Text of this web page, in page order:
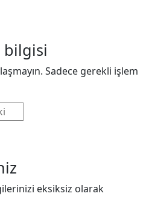
bilgisi
Sadece gerekli işlem
eksiksiz olarak